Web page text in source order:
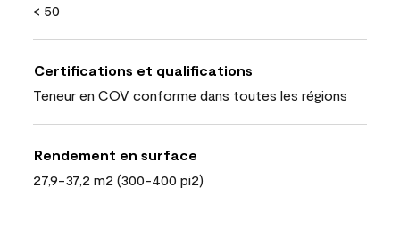
< 50
Certifications et qualifications
Teneur en COV conforme dans toutes les régions
Rendement en surface
27,9-37,2 m2 (300-400 pi2)